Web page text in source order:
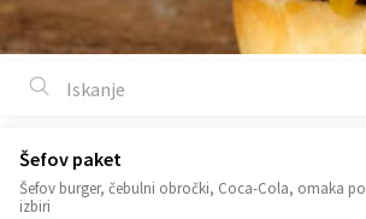
Šefov paket
Šefov burger, čebulni obročki, Coca-Cola, omaka po
izbiri